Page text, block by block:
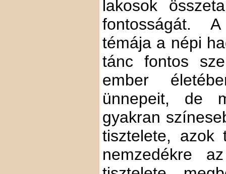
lakosok
fontosságát.
témája a népi
tánc fontos
ember
ünnepeit, de
gyakran
tisztelete, azok
nemzedékre